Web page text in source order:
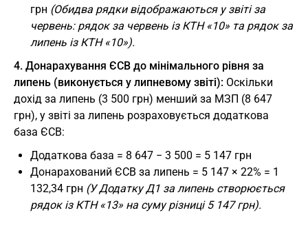
грн (Обидва рядки відображаються у звіті за
червень: рядок за червень із КТН «10» та рядок за
липень із КТН «10»).
4. Донарахування ЄСВ до мінімального рівня за
липень (виконується у липневому звіті): Оскільки
дохід за липень (3 500 грн) менший за МЗП (8 647
грн), у звіті за липень розраховується додаткова
база ЄСВ:
Додаткова база = 8 647 − 3 500 = 5 147 грн
Донарахований ЄСВ за липень = 5 147 × 22% = 1
132,34 грн (У Додатку Д1 за липень створюється
рядок із КТН «13» на суму різниці 5 147 грн).